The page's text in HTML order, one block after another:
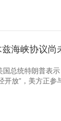
海峡协议尚
国总统特朗普表
开放”，美方正参